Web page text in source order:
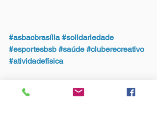
#asbacbrasília #solidariedade
#esportesbsb #saúde #cluberecreativo
#atividadefísica